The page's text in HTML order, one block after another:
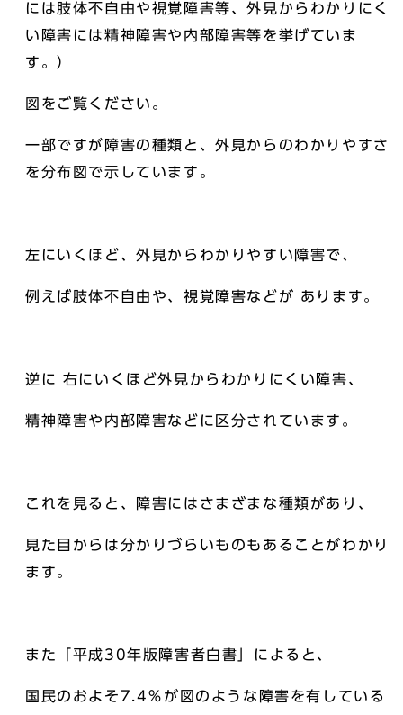
には肢体不自由や視覚障害等、外見からわかりにく
い障害には精神障害や内部障害等を挙げていま
す。）
図をご覧ください。
一部ですが障害の種類と、外見からのわかりやすさ
を分布図で示しています。
左にいくほど、外見からわかりやすい障害で、
例えば肢体不自由や、視覚障害などが あります。
逆に 右にいくほど外見からわかりにくい障害、
精神障害や内部障害などに区分されています。
これを見ると、障害にはさまざまな種類があり、
見た目からは分かりづらいものもあることがわかり
ます。
また「平成30年版障害者白書」によると、
国民のおよそ7.4％が図のような障害を有している